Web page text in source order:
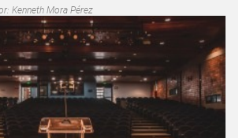
Kenneth Mora Pérez